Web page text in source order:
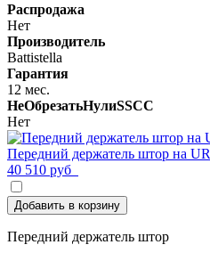
Распродажа
Нет
Производитель
Battistella
Гарантия
12 мес.
НеОбрезатьНулиSSCC
Нет
Передний держатель штор на
40 510 руб
Добавить в корзину
Передний держатель штор